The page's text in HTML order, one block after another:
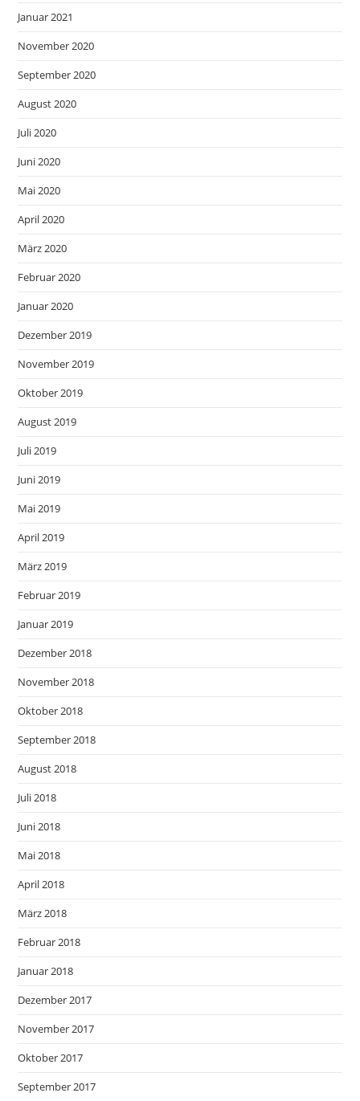
Januar 2021
November 2020
September 2020
August 2020
Juli 2020
Juni 2020
Mai 2020
April 2020
März 2020
Februar 2020
Januar 2020
Dezember 2019
November 2019
Oktober 2019
August 2019
Juli 2019
Juni 2019
Mai 2019
April 2019
März 2019
Februar 2019
Januar 2019
Dezember 2018
November 2018
Oktober 2018
September 2018
August 2018
Juli 2018
Juni 2018
Mai 2018
April 2018
März 2018
Februar 2018
Januar 2018
Dezember 2017
November 2017
Oktober 2017
September 2017